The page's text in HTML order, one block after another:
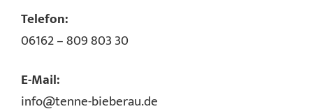
Telefon:
06162 – 809 803 30
E-Mail:
info@tenne-bieberau.de